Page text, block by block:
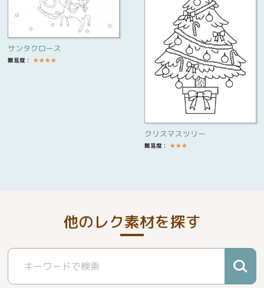
サンタクロース
難易度： ★★★★
クリスマスツリー
難易度： ★★★
他のレク素材を探す